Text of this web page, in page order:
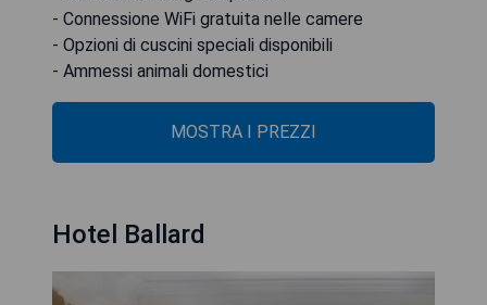
- Connessione WiFi gratuita nelle camere
- Opzioni di cuscini speciali disponibili
- Ammessi animali domestici
MOSTRA I PREZZI
Hotel Ballard